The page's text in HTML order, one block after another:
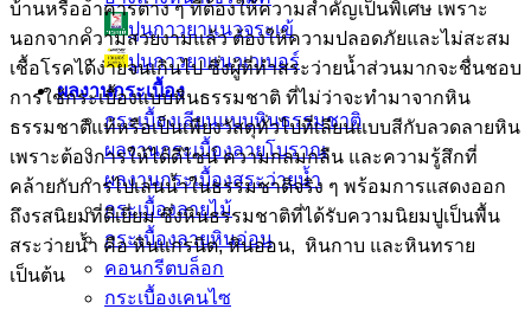
ปูนกาวยาเเนวจระเข้
ปูนกาวยาเเนวเวเบอร์
ผลงานกระเบื้อง
กระเบื้องเลียนแบบหินธรรมชาติ
ผลงานกระเบื้องลายโบราณ
ผลงานกระเบื้องสระว่ายนํ้า
กระเบื้องลายไม้
กระเบื้องลายหินอ่อน
คอนกรีตบล็อก
กระเบื้องเคนไซ
บ้านหรืออาคารต่าง ๆ ที่ต้องให้ความสำคัญเป็นพิเศษ เพราะ
นอกจากความสวยงามแล้ว ต้องให้ความปลอดภัยและไม่สะสม
เชื้อโรคได้ง่ายจนเกินไป ซึ่งผู้ที่ทำสระว่ายน้ำส่วนมากจะชื่นชอบ
การใช้กระเบื้องแบบหินธรรมชาติ ที่ไม่ว่าจะทำมาจากหิน
ธรรมชาติแท้หรือเป็นเพียงวัสดุทั่วไปที่เลียนแบบสีกับลวดลายหิน
เพราะต้องการให้ได้ดีไซน์ ความกลมกลืน และความรู้สึกที่
คล้ายกับการไปเล่นน้ำในธรรมชาติจริง ๆ พร้อมการแสดงออก
ถึงรสนิยมที่ดีเยี่ยม ซึ่งหินธรรมชาติที่ได้รับความนิยมปูเป็นพื้น
สระว่ายน้ำ คือ หินแกรนิต, หินอ่อน, หินกาบ และหินทราย
เป็นต้น